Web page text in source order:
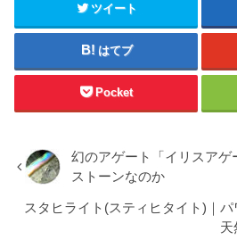
ツイート
はてブ
Pocket
幻のアゲート「イリスア
ストーンなのか
スタヒライト(スティヒタイト)｜パ
天